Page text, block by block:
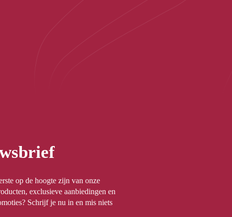
op de hoogte zijn van onze
exclusieve aanbiedingen en
Schrijf je nu in en mis niets